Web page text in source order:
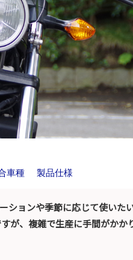
車種 製品仕様
ョンや季節に応じて使いた
、複雑で生産に手間がか